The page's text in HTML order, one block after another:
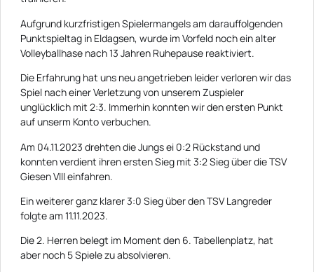
Aufgrund kurzfristigen Spielermangels am darauffolgenden
Punktspieltag in Eldagsen, wurde im Vorfeld noch ein alter
Volleyballhase nach 13 Jahren Ruhepause reaktiviert.
Die Erfahrung hat uns neu angetrieben leider verloren wir das
Spiel nach einer Verletzung von unserem Zuspieler
unglücklich mit 2:3. Immerhin konnten wir den ersten Punkt
auf unserm Konto verbuchen.
Am 04.11.2023 drehten die Jungs ei 0:2 Rückstand und
konnten verdient ihren ersten Sieg mit 3:2 Sieg über die TSV
Giesen VIII einfahren.
Ein weiterer ganz klarer 3:0 Sieg über den TSV Langreder
folgte am 11.11.2023.
Die 2. Herren belegt im Moment den 6. Tabellenplatz, hat
aber noch 5 Spiele zu absolvieren.